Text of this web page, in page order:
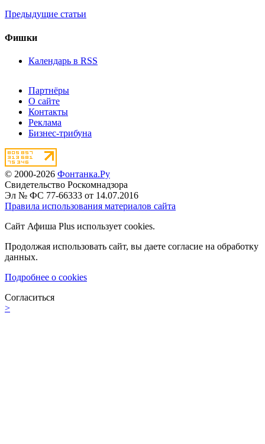
Предыдущие статьи
Фишки
Календарь в RSS
Партнёры
О сайте
Контакты
Реклама
Бизнес-трибуна
© 2000-2026 Фонтанка.Ру
Свидетельство Роскомнадзора
Эл № ФС 77-66333 от 14.07.2016
Правила использования материалов сайта
Сайт Афиша Plus использует cookies.
Продолжая использовать сайт, вы даете согласие на обработку
данных.
Подробнее о cookies
Согласиться
>